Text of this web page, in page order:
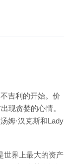
吉利的开始。价
现贪婪的心情。
姆·汉克斯和Lady
世界上最大的资产